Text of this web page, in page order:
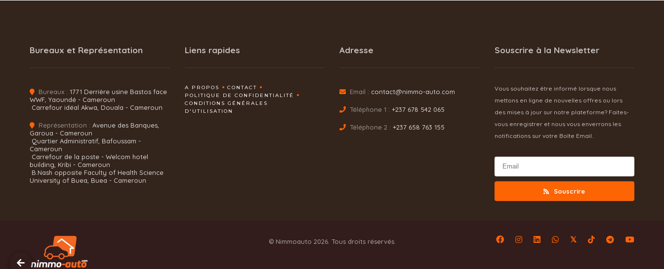
Bureaux et Représentation
Bureaux : 1771 Derrière usine Bastos face
WWF, Yaoundé - Cameroun
Carrefour idéal Akwa, Douala - Cameroun
Représentation : Avenue des Banques,
Garoua - Cameroun
Quartier Administratif, Bafoussam -
Cameroun
Carrefour de la poste - Welcom hotel
building, Kribi - Cameroun
B.Nash opposite Faculty of Health Science
University of Buea, Buea - Cameroun
Liens rapides
A PROPOS
CONTACT
POLITIQUE DE CONFIDENTIALITÉ
CONDITIONS GÉNÉRALES
D'UTILISATION
Adresse
Email : contact@nimmo-auto.com
Téléphone 1 : +237 678 542 065
Téléphone 2 : +237 658 763 155
Souscrire à la Newsletter
Vous souhaitez être informé lorsque nous
mettons en ligne de nouvelles offres ou lors
des mises à jour sur notre plateforme? Faites-
vous enregistrer et nous vous enverrons les
notifications sur votre Boîte Email.
Souscrire
© Nimmoauto 2026. Tous droits réservés. 𝕏